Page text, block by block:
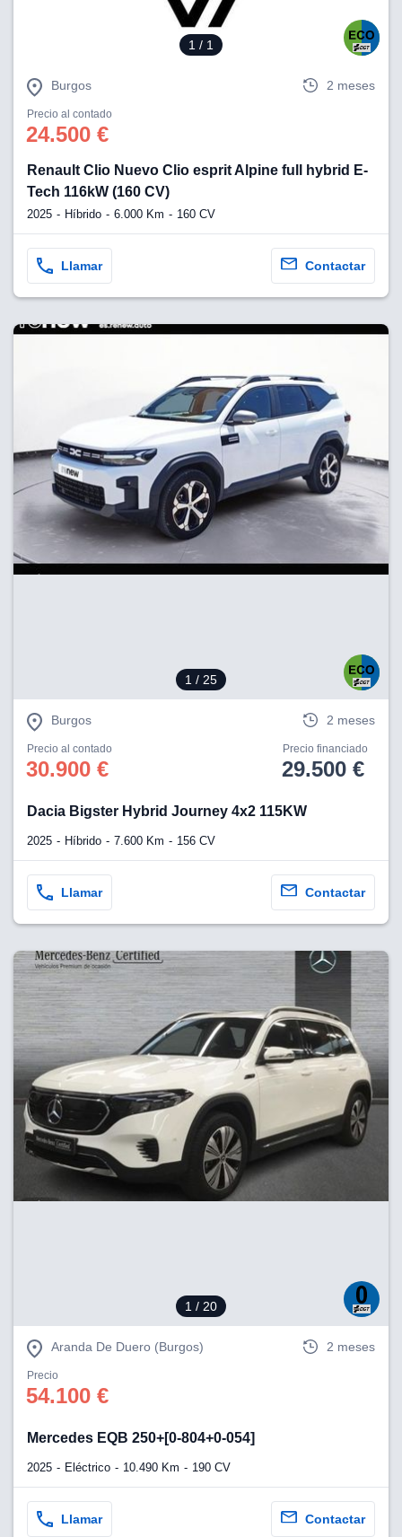
1 / 1
Burgos 2 meses
Precio al contado
24.500 €
Renault Clio Nuevo Clio esprit Alpine full hybrid E-
Tech 116kW (160 CV)
2025 Híbrido 6.000 Km 160 CV
Llamar Contactar
1 / 25
Burgos 2 meses
Precio al contado
30.900 €
Precio financiado
29.500 €
Dacia Bigster Hybrid Journey 4x2 115KW
2025 Híbrido 7.600 Km 156 CV
Llamar Contactar
1 / 20
Aranda De Duero (Burgos) 2 meses
Precio
54.100 €
Mercedes EQB 250+[0-804+0-054]
2025 Eléctrico 10.490 Km 190 CV
Llamar Contactar